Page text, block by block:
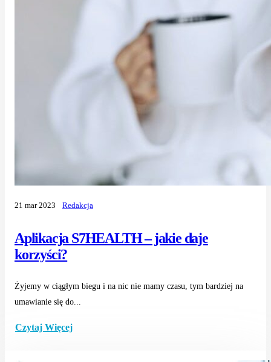
Aplikacja S7HEALTH – jakie daje
korzyści?
21 mar 2023 Redakcja
Żyjemy w ciągłym biegu i na nic nie mamy czasu, tym bardziej na
umawianie się do...
Czytaj Więcej